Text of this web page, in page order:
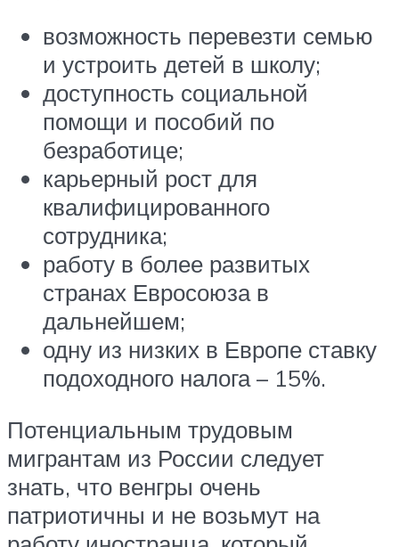
возможность перевезти семью
и устроить детей в школу;
доступность социальной
помощи и пособий по
безработице;
карьерный рост для
квалифицированного
сотрудника;
работу в более развитых
странах Евросоюза в
дальнейшем;
одну из низких в Европе ставку
подоходного налога – 15%.
Потенциальным трудовым
мигрантам из России следует
знать, что венгры очень
патриотичны и не возьмут на